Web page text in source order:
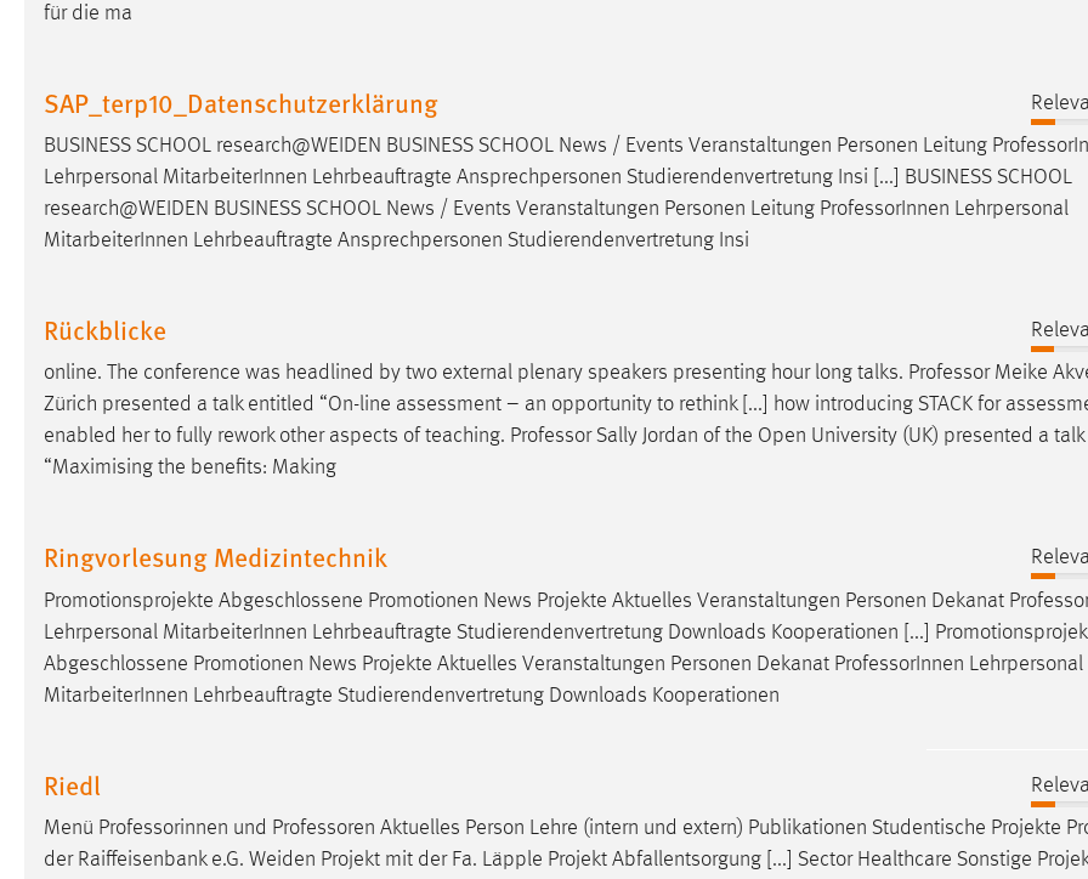
für die ma
SAP_terp10_Datenschutzerklärung
BUSINESS SCHOOL research@WEIDEN BUSINESS SCHOOL News / Events Veranstaltungen Personen Leitung Professor
Lehrpersonal MitarbeiterInnen Lehrbeauftragte Ansprechpersonen Studierendenvertretung Insi [...] BUSINESS SCHOOL
research@WEIDEN BUSINESS SCHOOL News / Events Veranstaltungen Personen Leitung ProfessorInnen Lehrpersonal
MitarbeiterInnen Lehrbeauftragte Ansprechpersonen Studierendenvertretung Insi
Rückblicke
online. The conference was headlined by two external plenary speakers presenting hour long talks. ProfessorMeike
Zürich presented a talk entitled “On-line assessment – an opportunity to rethink [...] how introducing STACK for
enabled her to fully rework other aspects of teaching. ProfessorSally Jordan of the Open University (UK) presented a
“Maximising the benefits: Making
Ringvorlesung Medizintechnik
Promotionsprojekte Abgeschlossene Promotionen News Projekte Aktuelles Veranstaltungen Personen Dekanat
Lehrpersonal MitarbeiterInnen Lehrbeauftragte Studierendenvertretung Downloads Kooperationen [...]
Abgeschlossene Promotionen News Projekte Aktuelles Veranstaltungen Personen Dekanat ProfessorInnen Lehrpersonal
MitarbeiterInnen Lehrbeauftragte Studierendenvertretung Downloads Kooperationen
Riedl
Menü Professorinnen und Professoren Aktuelles Person Lehre (intern und extern) Publikationen Studentische Projekte
der Raiffeisenbank e.G. Weiden Projekt mit der Fa. Läpple Projekt Abfallentsorgung [...] Sector Healthcare Sonstige
STATISTIK
unsere Besucher unsere Website nutzen.
Matomo
Name: _pk_ref, _pk_cvar, _pk_id, _pk_ses
MARKETING
Marketing Cookies werden von Drittanbietern
verwendet, um personalisierte Werbung anzuzeigen.
Google Ads
Name: _gcl_au
Anbieter: Google Ireland Limited
Cookie Laufzeit:
Facebook Pixel